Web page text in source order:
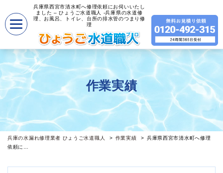
兵庫県西宮市清水町へ修理依頼にお伺いいたし
ました – ひょうご水道職人 -兵庫県の水道修
理、お風呂、トイレ、台所の排水管のつまり修
理
作業実績
兵庫の水漏れ修理業者 ひょうご水道職人 作業実績
兵庫県西宮市清水町へ修理
依頼に…